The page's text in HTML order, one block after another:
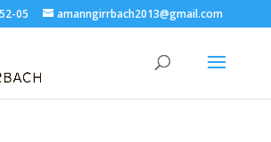
05 amanngirrbach2013@gmail.com